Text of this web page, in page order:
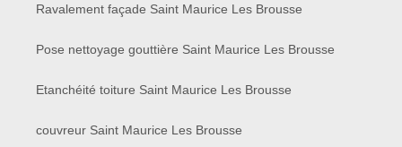
Ravalement façade Saint Maurice Les Brousse
Pose nettoyage gouttière Saint Maurice Les Brousse
Etanchéité toiture Saint Maurice Les Brousse
couvreur Saint Maurice Les Brousse